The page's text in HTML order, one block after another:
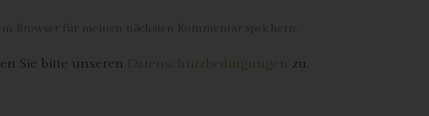
Browser für meinen nächsten Kommentar speichern.
Sie bitte unseren Datenschutzbedingungen zu.
Arbeitsleistung, wirtschaftlicher Lage, Gesundheit, persönlicher Vorlieben,
Interessen, Zuverlässigkeit, Verhalten, Aufenthaltsort oder Ortswechsel